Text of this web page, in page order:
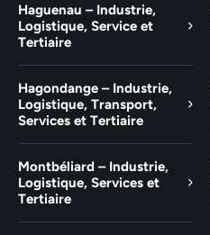
Haguenau – Industrie,
Logistique, Service et
Tertiaire
Hagondange – Industrie,
Logistique, Transport,
Services et Tertiaire
Montbéliard – Industrie,
Logistique, Services et
Tertiaire